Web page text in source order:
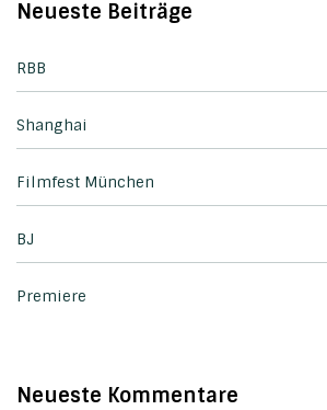
Neueste Beiträge
RBB
Shanghai
Filmfest München
BJ
Premiere
Neueste Kommentare